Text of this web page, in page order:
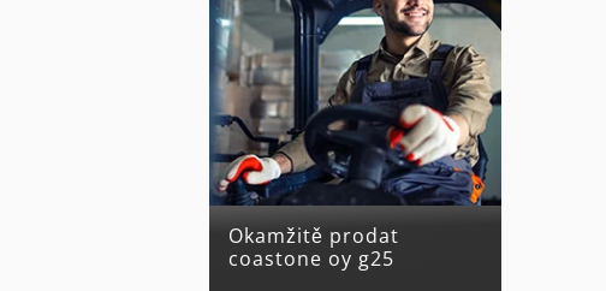
Okamžitě prodat
coastone oy g25